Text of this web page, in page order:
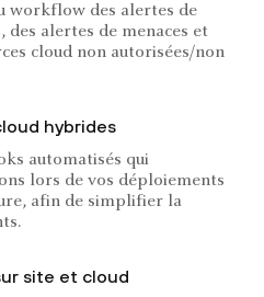
workflow des alertes de
des alertes de menaces et
cloud non autorisées/non
hybrides
automatisés qui
lors de vos déploiements
afin de simplifier la
site et cloud